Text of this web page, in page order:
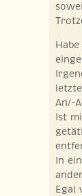
An/-
Ist
In
Egal